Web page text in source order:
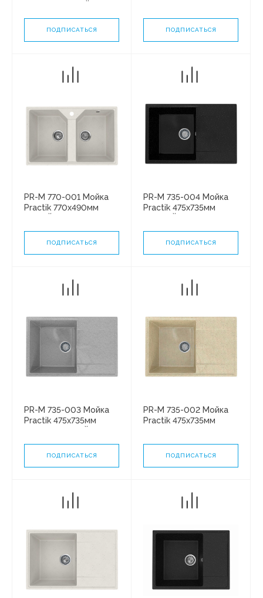
ПОДПИСАТЬСЯ ПОДПИСАТЬСЯ
PR-M 770-001 Мойка
Practik 770х490мм
ПОДПИСАТЬСЯ
PR-M 735-004 Мойка
Practik 475х735мм
ПОДПИСАТЬСЯ
PR-M 735-003 Мойка
Practik 475х735мм
ПОДПИСАТЬСЯ
PR-M 735-002 Мойка
Practik 475х735мм
ПОДПИСАТЬСЯ